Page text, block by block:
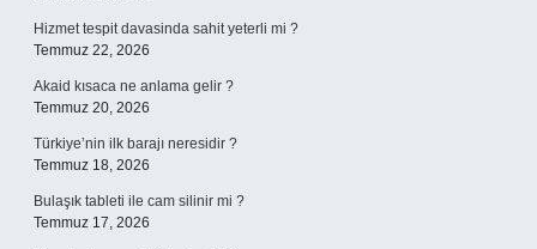
Hizmet tespit davasinda sahit yeterli mi ?
Temmuz 22, 2026
Akaid kısaca ne anlama gelir ?
Temmuz 20, 2026
Türkiye’nin ilk barajı neresidir ?
Temmuz 18, 2026
Bulaşık tableti ile cam silinir mi ?
Temmuz 17, 2026